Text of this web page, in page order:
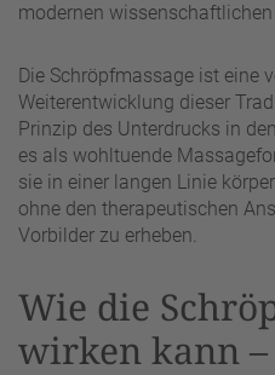
modernen
Die Schröpfmassage ist eine
Weiterentwicklung dieser
Prinzip des Unterdrucks in
es als wohltuende
sie in einer langen Linie
ohne den therapeutischen
Vorbilder zu erheben.
Wie die
wirken kann